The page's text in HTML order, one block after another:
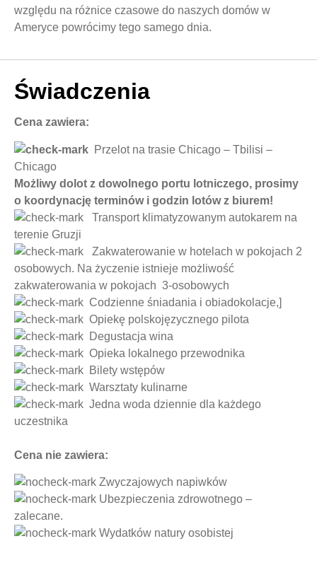
względu na różnice czasowe do naszych domów w
Ameryce powrócimy tego samego dnia.
Świadczenia
Cena zawiera:
Przelot na trasie Chicago – Tbilisi –
Chicago
Możliwy dolot z dowolnego portu lotniczego, prosimy
o koordynację terminów i godzin lotów z biurem!
Transport klimatyzowanym autokarem na
terenie Gruzji
Zakwaterowanie w hotelach w pokojach 2
osobowych. Na życzenie istnieje możliwość
zakwaterowania w pokojach 3-osobowych
Codzienne śniadania i obiadokolacje,]
Opiekę polskojęzycznego pilota
Degustacja wina
Opieka lokalnego przewodnika
Bilety wstępów
Warsztaty kulinarne
Jedna woda dziennie dla każdego
uczestnika
Cena nie zawiera:
Zwyczajowych napiwków
Ubezpieczenia zdrowotnego –
zalecane.
Wydatków natury osobistej